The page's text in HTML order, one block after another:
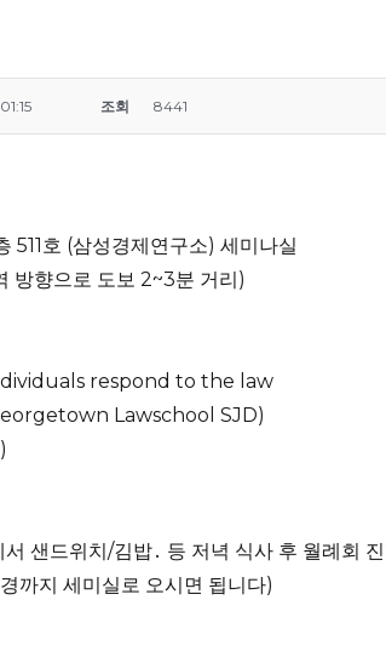
조회 8441
511호 (삼성경제연구소) 세미나실
방향으로 도보 2~3분 거리)
respond to the law
Lawschool SJD)
샌드위치/김밥․ 등 저녁 식사 후 월례회
까지 세미실로 오시면 됩니다)